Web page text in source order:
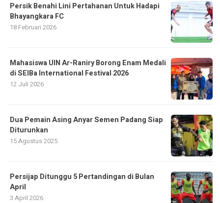
Persik Benahi Lini Pertahanan Untuk Hadapi
Bhayangkara FC
18 Februari 2026
Mahasiswa UIN Ar-Raniry Borong Enam Medali
di SEIBa International Festival 2026
12 Juli 2026
Dua Pemain Asing Anyar Semen Padang Siap
Diturunkan
15 Agustus 2025
Persijap Ditunggu 5 Pertandingan di Bulan
April
3 April 2026